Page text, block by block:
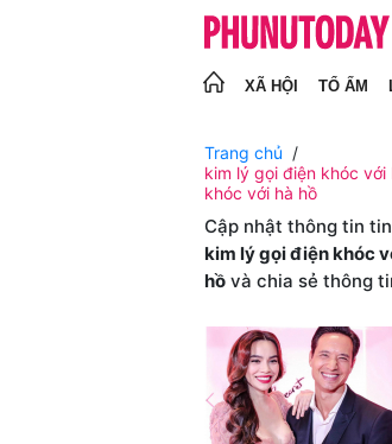
XÃ HỘI TỔ ẤM
Trang chủ
kim lý gọi điện khóc
khóc với hà hồ
Cập nhật thông tin
kim lý gọi điện khóc
hồ và chia sẻ thông